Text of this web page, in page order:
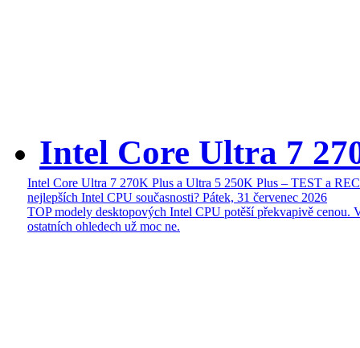
Intel Core Ultra 7
Intel Core Ultra 7 270K Plus a Ultra 5 250K Plus – TEST a
nejlepších Intel CPU současnosti? Pátek, 31 červenec 2026
TOP modely desktopových Intel CPU potěší překvapivě cenou.
ostatních ohledech už moc ne.